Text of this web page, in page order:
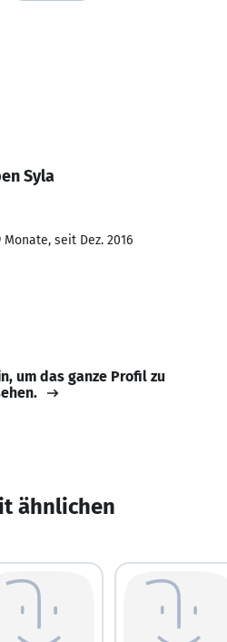
Syla
Monate, seit Dez. 2016
um das ganze Profil zu
ähnlichen